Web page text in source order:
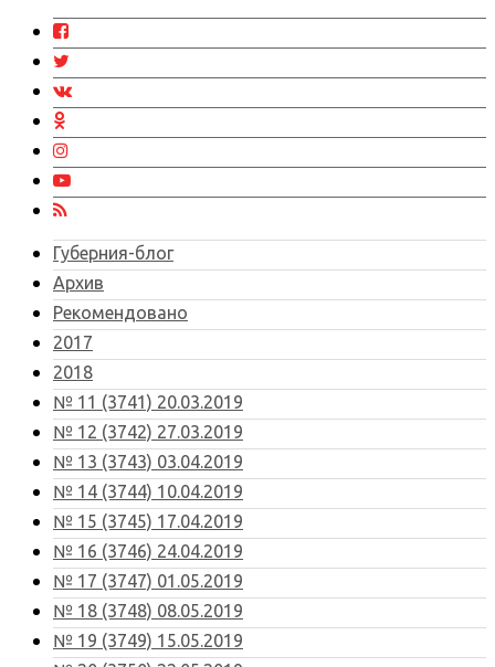
Губерния-блог
Архив
Рекомендовано
2017
2018
№ 11 (3741) 20.03.2019
№ 12 (3742) 27.03.2019
№ 13 (3743) 03.04.2019
№ 14 (3744) 10.04.2019
№ 15 (3745) 17.04.2019
№ 16 (3746) 24.04.2019
№ 17 (3747) 01.05.2019
№ 18 (3748) 08.05.2019
№ 19 (3749) 15.05.2019